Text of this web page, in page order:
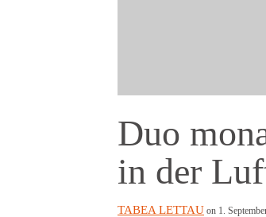
Duo
in der
TABEA LETTAU on 1.